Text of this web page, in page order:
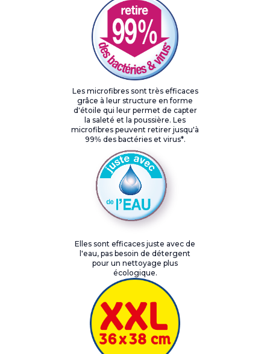
Les microfibres sont très efficaces
grâce à leur structure en forme
d'étoile qui leur permet de capter
la saleté et la poussière. Les
microfibres peuvent retirer jusqu'à
99% des bactéries et virus*.
Elles sont efficaces juste avec de
l'eau, pas besoin de détergent
pour un nettoyage plus
écologique.